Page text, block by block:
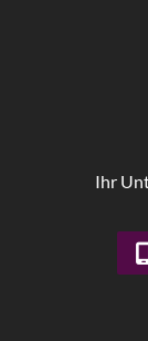
Ihr